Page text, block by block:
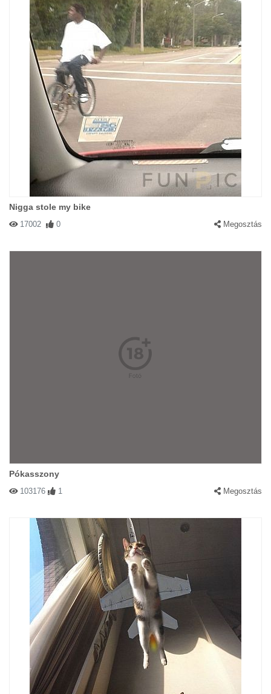
Nigga stole my bike
17002 0 Megosztás
Pókasszony
103176 1 Megosztás